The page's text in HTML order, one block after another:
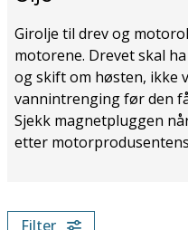
Girolje til drev og
motorene. Drevet skal
og skift om høsten, ikke
vannintrenging før den
Sjekk magnetpluggen
etter
Filter